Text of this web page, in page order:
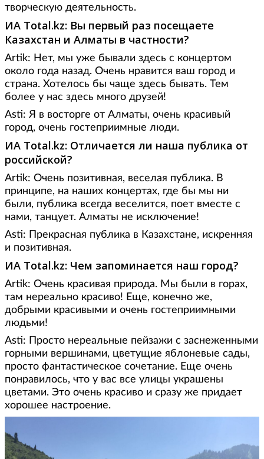
творческую деятельность.
ИА Total.kz: Вы первый раз посещаете
Казахстан и Алматы в частности?
Artik: Нет, мы уже бывали здесь с концертом
около года назад. Очень нравится ваш город и
страна. Хотелось бы чаще здесь бывать. Тем
более у нас здесь много друзей!
Аsti: Я в восторге от Алматы, очень красивый
город, очень гостеприимные люди.
ИА Total.kz: Отличается ли наша публика от
российской?
Artik: Очень позитивная, веселая публика. В
принципе, на наших концертах, где бы мы ни
были, публика всегда веселится, поет вместе с
нами, танцует. Алматы не исключение!
Asti: Прекрасная публика в Казахстане, искренняя
и позитивная.
ИА Total.kz: Чем запоминается наш город?
Artik: Очень красивая природа. Мы были в горах,
там нереально красиво! Еще, конечно же,
добрыми красивыми и очень гостеприимными
людьми!
Asti: Просто нереальные пейзажи с заснеженными
горными вершинами, цветущие яблоневые сады,
просто фантастическое сочетание. Еще очень
понравилось, что у вас все улицы украшены
цветами. Это очень красиво и сразу же придает
хорошее настроение.